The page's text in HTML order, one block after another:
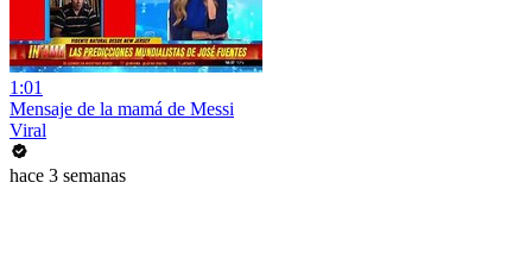
1:01
Mensaje de la mamá de Messi
Viral
hace 3 semanas